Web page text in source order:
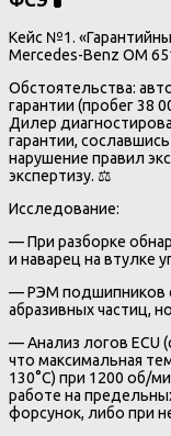
Кейс №1.
Mercedes-Benz OM
Обстоятельства:
гарантии (пробег 38
Дилер
гарантии,
нарушение правил
экспертизу. ⚖️
Исследование:
— При разборке
и наварец на втулке
— РЭМ подшипников
абразивных частиц,
— Анализ логов ECU
что максимальная
130°C) при 1200 об/
работе на
форсунок, либо при